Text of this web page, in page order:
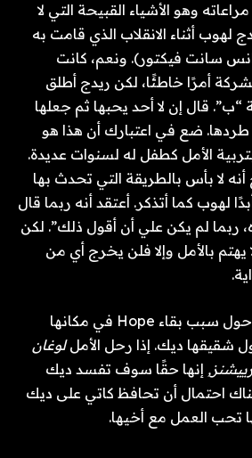
وهو الأشياء القبيحة التي لا
لهوب أثناء الانقلاب الذي قامت به
سانت فيكتور). ونعم، كانت
أمرًا خاطئًا، لكن ريدج أطلق
قال إن لا أحد يحبها ثم جعلها
ضع في اعتبارك أن هذا هو
الأمل كطفل له لسنوات عديدة.
لا بأس بالطريقة التي تحدث بها
لهوب كما أتذكر. أعتقد أنه ربما قال
ربما لم يكن علي أن أقول ذلك”. لكن
بالأمل وإلا فلن يخرج أي من
هناك اعتبار آخر كبير حول سبب بقاء Hope في مكانها
شقيقها ديك. إذا رحل الأمللوغان
إنها حقًا سوف تفسد ديك
احتمال أن تحافظ كاتي على ديك
تحب العمل مع أخيها.